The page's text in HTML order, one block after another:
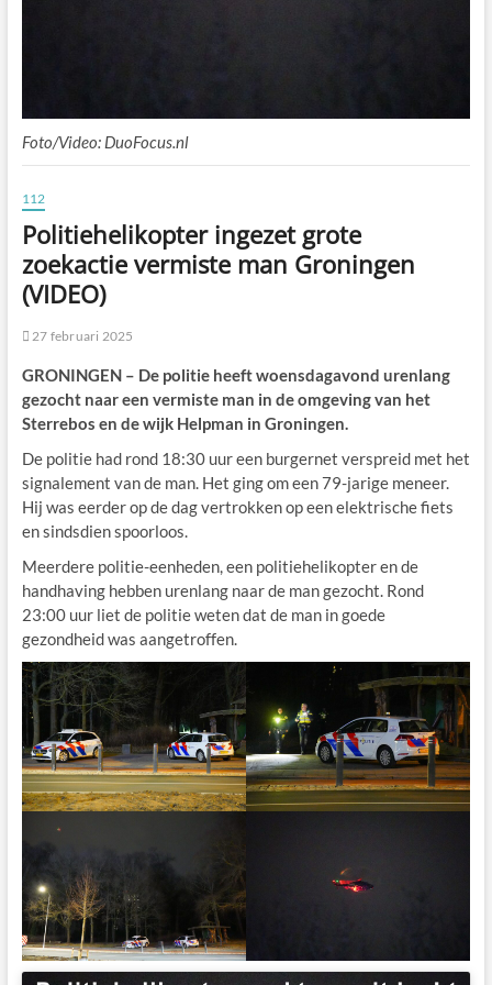
Foto/Video: DuoFocus.nl
112
Politiehelikopter ingezet grote
zoekactie vermiste man Groningen
(VIDEO)
27 februari 2025
GRONINGEN – De politie heeft woensdagavond urenlang
gezocht naar een vermiste man in de omgeving van het
Sterrebos en de wijk Helpman in Groningen.
De politie had rond 18:30 uur een burgernet verspreid met het
signalement van de man. Het ging om een 79-jarige meneer.
Hij was eerder op de dag vertrokken op een elektrische fiets
en sindsdien spoorloos.
Meerdere politie-eenheden, een politiehelikopter en de
handhaving hebben urenlang naar de man gezocht. Rond
23:00 uur liet de politie weten dat de man in goede
gezondheid was aangetroffen.